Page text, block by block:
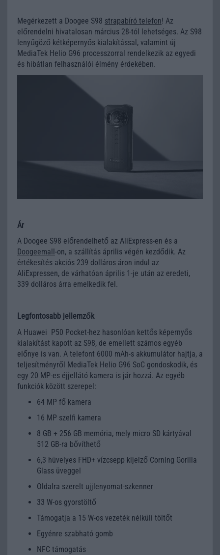
Megérkezett a Doogee S98 strapabíró telefon! Az
előrendelni hivatalosan március 28-tól lehetséges. Az S98
lenyűgöző kétképernyős kialakítással, valamint új
MediaTek Helio G96 processzorral rendelkezik az egyedi
és hibátlan felhasználói élmény érdekében.
Ár
A Doogee S98 előrendelhető az AliExpress-en és a
Doogeemall-on, a szállítás április végén kezdődik. Az
értékesítés akciós 239 dolláros áron indul az
AliExpressen, de várhatóan április 1-je után az eredeti,
339 dolláros árra emelkedik fel.
Legfontosabb jellemzők
A Huawei P50 Pocket-hez hasonlóan kettős képernyős
kialakítást kapott az S98, de emellett számos egyéb
előnye is van. A telefont 6000 mAh-s akkumulátor hajtja, a
teljesítményről MediaTek Helio G96 SoC gondoskodik, és
egy 20 MP-es éjjellátó kamera is jár hozzá. Az egyéb
funkciók között szerepel:
64 MP fő kamera
16 MP szelfi kamera
8 GB + 256 GB memória, mely micro SD kártyával
512 GB-ra bővíthető
6,3 hüvelyes FHD+ vízcsepp kijelző Corning Gorilla
Glass üveggel
Oldalra szerelt ujjlenyomat-szkenner
33 W-os gyorstöltő
Támogatja a 15 W-os vezeték nélküli töltőt
Egyénre szabható gomb
NFC támogatás